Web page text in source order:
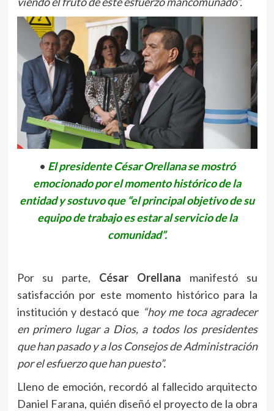
• El presidente César Orellana se mostró
emocionado por el momento histórico de la
entidad y sostuvo que “el principal objetivo de su
equipo de trabajo es estar al servicio de la
comunidad”.
Por su parte, César Orellana manifestó su
satisfacción por este momento histórico para la
institución y destacó que “hoy me toca agradecer
en primero lugar a Dios, a todos los presidentes
que han pasado y a los Consejos de Administración
por el esfuerzo que han puesto”.
Lleno de emoción, recordó al fallecido arquitecto
Daniel Farana, quién diseñó el proyecto de la obra